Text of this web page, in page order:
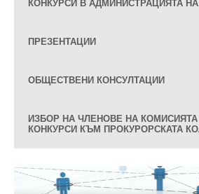
КОНКУРСИ В АДМИНИСТРАЦИЯТА
ПРЕЗЕНТАЦИИ
ОБЩЕСТВЕНИ КОНСУЛТАЦИИ
ИЗБОР НА ЧЛЕНОВЕ НА КОМИСИЯТА
КОНКУРСИ КЪМ ПРОКУРОРСКАТА